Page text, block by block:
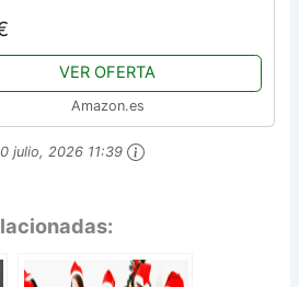
VER OFERTA
Amazon.es
julio, 2026 11:39